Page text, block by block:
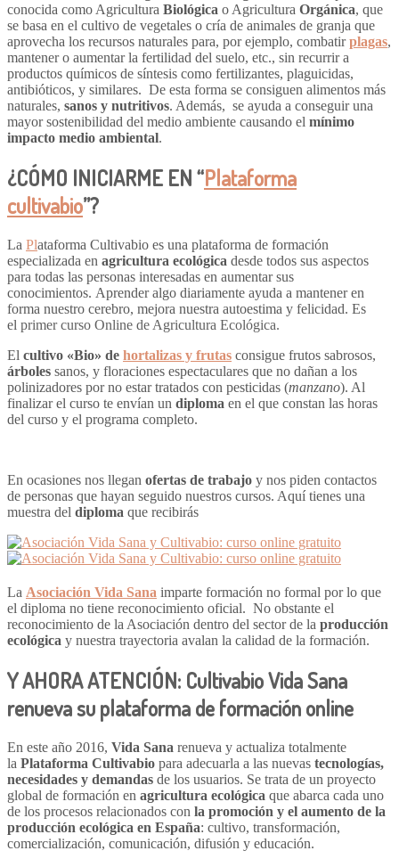
conocida como Agricultura Biológica o Agricultura Orgánica, que
se basa en el cultivo de vegetales o cría de animales de granja que
aprovecha los recursos naturales para, por ejemplo, combatirplagas,
mantener o aumentar la fertilidad del suelo, etc., sin recurrir a
productos químicos de síntesis como fertilizantes, plaguicidas,
antibióticos, y similares. De esta forma se consiguen alimentos más
naturales, sanos y nutritivos. Además, se ayuda a conseguir una
mayor sostenibilidad del medio ambiente causando el mínimo
impacto medio ambiental.
¿CÓMO INICIARME EN “Plataforma
cultivabio”?
La Plataforma Cultivabio es una plataforma de formación
especializada en agricultura ecológica desde todos sus aspectos
para todas las personas interesadas en aumentar sus
conocimientos. Aprender algo diariamente ayuda a mantener en
forma nuestro cerebro, mejora nuestra autoestima y felicidad. Es
el primer curso Online de Agricultura Ecológica.
El cultivo «Bio» de hortalizas y frutas consigue frutos sabrosos,
árboles sanos, y floraciones espectaculares que no dañan a los
polinizadores por no estar tratados con pesticidas (manzano). Al
finalizar el curso te envían un diploma en el que constan las horas
del curso y el programa completo.
En ocasiones nos llegan ofertas de trabajo y nos piden contactos
de personas que hayan seguido nuestros cursos. Aquí tienes una
muestra del diploma que recibirás
La Asociación Vida Sana imparte formación no formal por lo que
el diploma no tiene reconocimiento oficial. No obstante el
reconocimiento de la Asociación dentro del sector de la producción
ecológica y nuestra trayectoria avalan la calidad de la formación.
Y AHORA ATENCIÓN: Cultivabio Vida Sana
renueva su plataforma de formación online
En este año 2016, Vida Sana renueva y actualiza totalmente
la Plataforma Cultivabio para adecuarla a las nuevas tecnologías,
necesidades y demandas de los usuarios. Se trata de un proyecto
global de formación en agricultura ecológica que abarca cada uno
de los procesos relacionados con la promoción y el aumento de la
producción ecológica en España: cultivo, transformación,
comercialización, comunicación, difusión y educación.